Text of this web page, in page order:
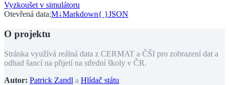
Vyzkoušet v simulátoru
Otevřená data:M↓Markdown{ }JSON
O projektu
Stránka využívá reálná data z CERMAT a ČŠI pro zobrazení dat a
odhad šancí na přijetí na střední školy v ČR.
Autor: Patrick Zandl a Hlídač státu